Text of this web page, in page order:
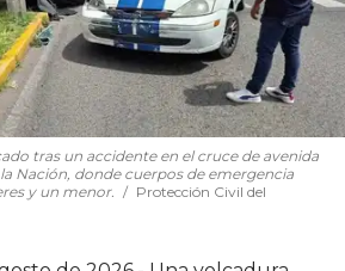
tras un accidente en el cruce de avenida
Nación, donde cuerpos de emergencia
y un menor.
Protección Civil del